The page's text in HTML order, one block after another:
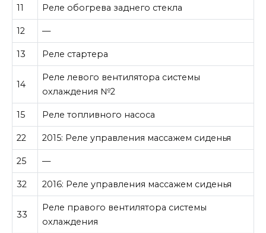
11 Реле обогрева заднего стекла
12 —
13 Реле стартера
14
Реле левого вентилятора системы
охлаждения №2
15 Реле топливного насоса
22 2015: Реле управления массажем сиденья
25 —
32 2016: Реле управления массажем сиденья
33
Реле правого вентилятора системы
охлаждения